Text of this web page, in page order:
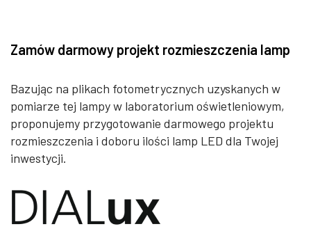
Zamów darmowy projekt rozmieszczenia lamp
Bazując na plikach fotometrycznych uzyskanych w
pomiarze tej lampy w laboratorium oświetleniowym,
proponujemy przygotowanie darmowego projektu
rozmieszczenia i doboru ilości lamp LED dla Twojej
inwestycji.